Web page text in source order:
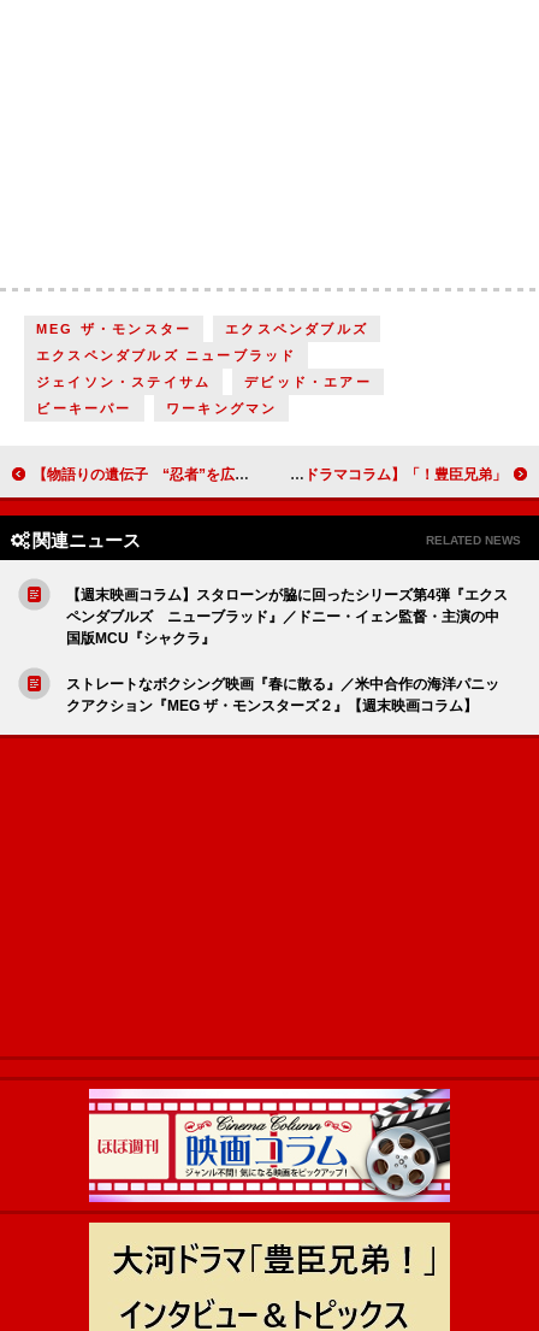
MEG ザ・モンスター
エクスペンダブルズ
エクスペンダブルズ ニューブラッド
ジェイソン・ステイサム
デビッド・エアー
ビーキーパー
ワーキングマン
【物語りの遺伝子 “忍者”を広めた講談・玉田家ストーリー】（９）浅間神社で語る「厄よけの桃」 「豊臣兄弟！」第1回「二匹の猿」豊臣秀長、秀吉、織田信長 新味を感じさせる主要人物の初登場【大河ドラマコラム】
関連ニュース RELATED NEWS
【週末映画コラム】スタローンが脇に回ったシリーズ第4弾『エクス
ペンダブルズ ニューブラッド』／ドニー・イェン監督・主演の中
国版MCU『シャクラ』
ストレートなボクシング映画『春に散る』／米中合作の海洋パニッ
クアクション『MEG ザ・モンスターズ２』【週末映画コラム】